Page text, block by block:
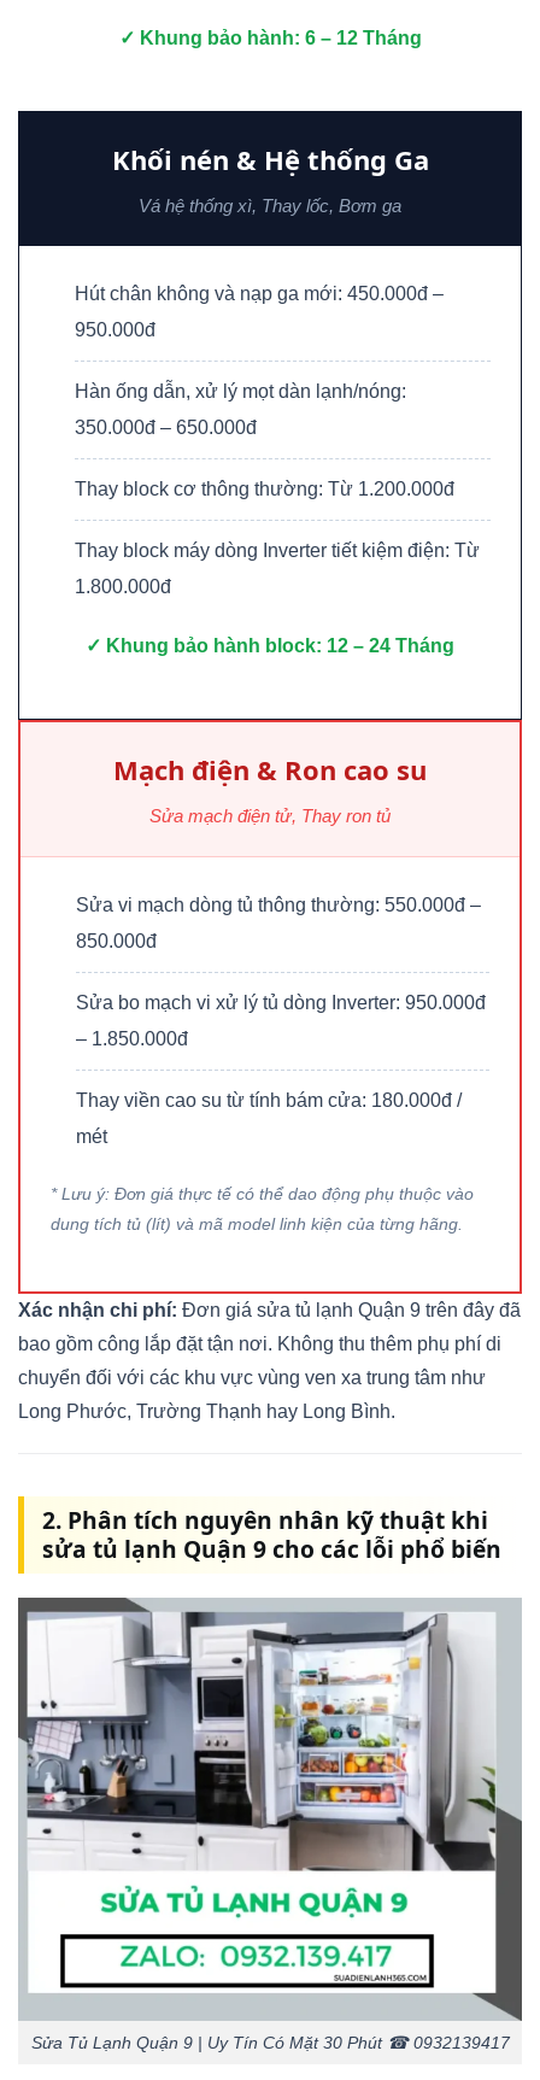
✓ Khung bảo hành: 6 – 12 Tháng
Khối nén & Hệ thống Ga
Vá hệ thống xì, Thay lốc, Bơm ga
Hút chân không và nạp ga mới: 450.000đ –
950.000đ
Hàn ống dẫn, xử lý mọt dàn lạnh/nóng:
350.000đ – 650.000đ
Thay block cơ thông thường: Từ 1.200.000đ
Thay block máy dòng Inverter tiết kiệm điện: Từ
1.800.000đ
✓ Khung bảo hành block: 12 – 24 Tháng
Mạch điện & Ron cao su
Sửa mạch điện tử, Thay ron tủ
Sửa vi mạch dòng tủ thông thường: 550.000đ –
850.000đ
Sửa bo mạch vi xử lý tủ dòng Inverter: 950.000đ
– 1.850.000đ
Thay viền cao su từ tính bám cửa: 180.000đ /
mét
* Lưu ý: Đơn giá thực tế có thể dao động phụ thuộc vào
dung tích tủ (lít) và mã model linh kiện của từng hãng.
Xác nhận chi phí: Đơn giá sửa tủ lạnh Quận 9 trên đây đã
bao gồm công lắp đặt tận nơi. Không thu thêm phụ phí di
chuyển đối với các khu vực vùng ven xa trung tâm như
Long Phước, Trường Thạnh hay Long Bình.
2. Phân tích nguyên nhân kỹ thuật khi
sửa tủ lạnh Quận 9 cho các lỗi phổ biến
Sửa Tủ Lạnh Quận 9 | Uy Tín Có Mặt 30 Phút ☎ 0932139417